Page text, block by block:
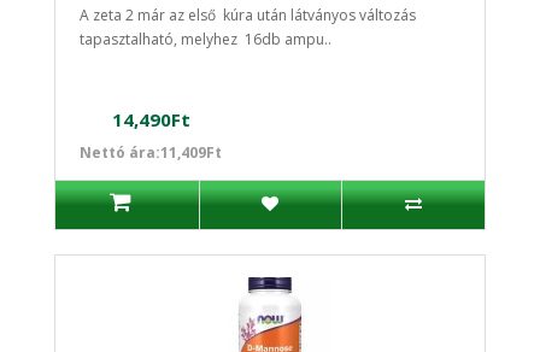
A zeta 2 már az első kúra után látványos változás
tapasztalható, melyhez 16db ampu..
14,490Ft
Nettó ára:11,409Ft